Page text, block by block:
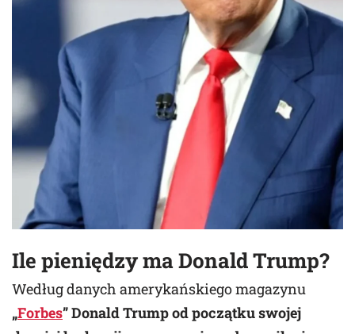
Ile pieniędzy ma Donald Trump?
Według danych amerykańskiego magazynu
„Forbes” Donald Trump od początku swojej